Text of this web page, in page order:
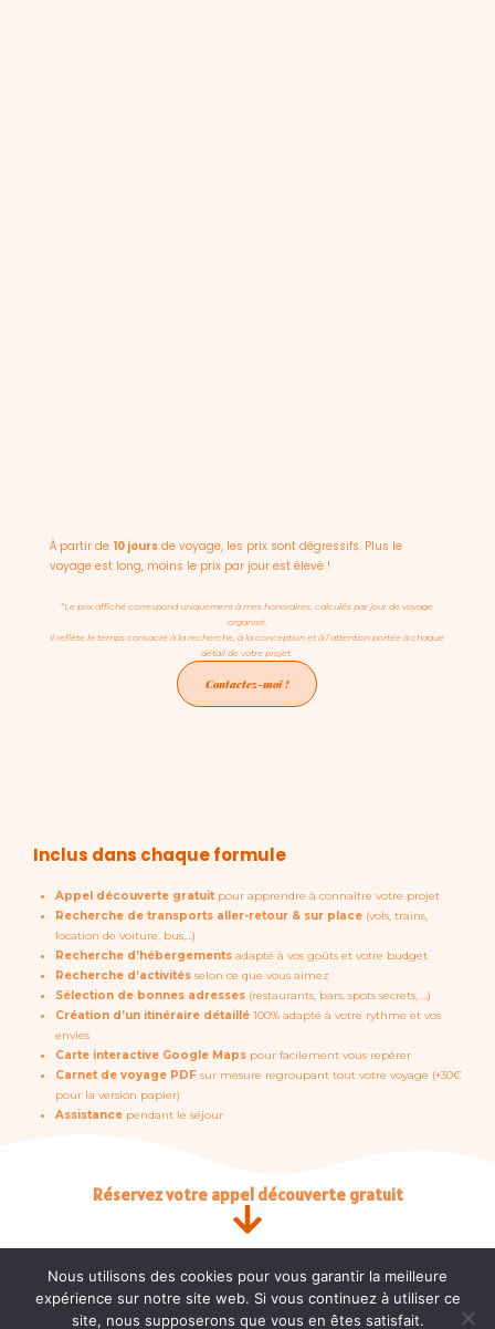
À partir de 10 joursde voyage, les prix sont dégressifs. Plus le
voyage est long, moins le prix par jour est élevé !
*Le prix affiché correspond uniquement à mes honoraires, calculés par jour de voyage
organisé.
Il reflète le temps consacré à la recherche, à la conception et à l’attention portée à chaque
détail de votre projet.
Contactez-moi !
Inclus dans chaque formule
Appel découverte gratuitpour apprendre à connaître votre projet
Recherche de transports aller-retour & sur place (vols, trains,
location de voiture, bus,…)
Recherche d’hébergements adapté à vos goûts et votre budget
Recherche d’activités selon ce que vous aimez
Sélection de bonnes adresses (restaurants, bars, spots secrets, …)
Création d’un itinéraire détaillé 100% adapté à votre rythme et vos
envies
Carte interactive Google Maps pour facilement vous repérer
Carnet de voyage PDF sur mesure regroupant tout votre voyage (+30€
pour la version papier)
Assistance pendant le séjour
Réservez votre appel découverte gratuit
Nous utilisons des cookies pour vous garantir la meilleure
expérience sur notre site web. Si vous continuez à utiliser ce
site, nous supposerons que vous en êtes satisfait.